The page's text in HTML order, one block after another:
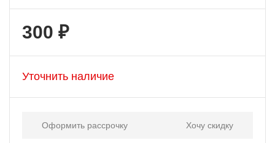
300 ₽
Уточнить наличие
Оформить рассрочку Хочу скидку